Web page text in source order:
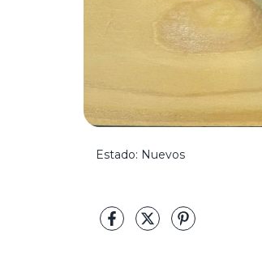
Estado: Nuevos